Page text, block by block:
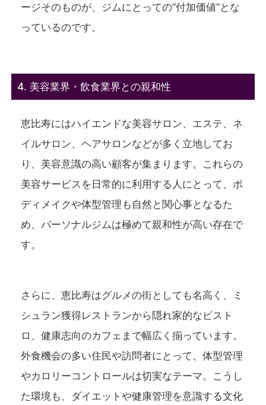
ージそのものが、ジムにとっての“付加価値”とな
っているのです。
4. 美容業界・飲食業界との親和性
恵比寿にはハイエンドな美容サロン、エステ、ネ
イルサロン、ヘアサロンなどが多く立地してお
り、美容意識の高い顧客が集まります。これらの
美容サービスを日常的に利用する人にとって、ボ
ディメイクや体型管理も自然と関心事となるた
め、パーソナルジムは極めて親和性が高い存在で
す。
さらに、恵比寿はグルメの街としても名高く、ミ
シュラン獲得レストランから隠れ家的なビスト
ロ、健康志向のカフェまで幅広く揃っています。
外食機会の多い住民や訪問者にとって、体型管理
やカロリーコントロールは切実なテーマ。こうし
た環境も、ダイエットや健康管理を意識する文化